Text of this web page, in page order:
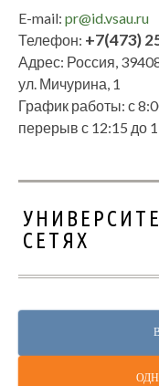
E-mail: pr@id.vsau.ru
Телефон: +7(473)
Адрес: Россия,
ул. Мичурина, 1
График работы: с
перерыв с 12:15 до
СЕТЯХ